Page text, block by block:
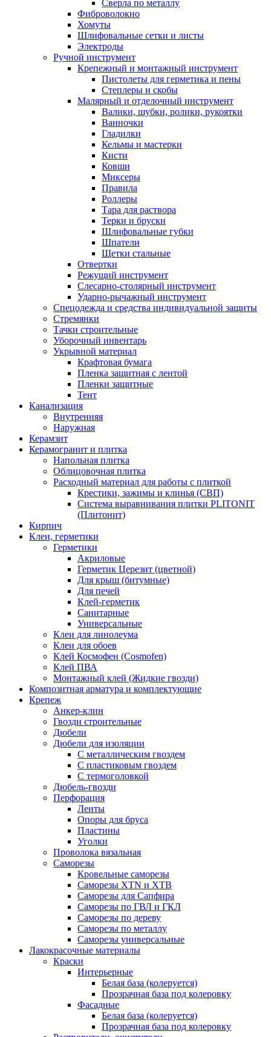
Сверла по металлу
Фиброволокно
Хомуты
Шлифовальные сетки и листы
Электроды
Ручной инструмент
Крепежный и монтажный инструмент
Пистолеты для герметика и пены
Степлеры и скобы
Малярный и отделочный инструмент
Валики, шубки, ролики, рукоятки
Ванночки
Гладилки
Кельмы и мастерки
Кисти
Ковши
Миксеры
Правила
Роллеры
Тара для раствора
Терки и бруски
Шлифовальные губки
Шпатели
Щетки стальные
Отвертки
Режущий инструмент
Слесарно-столярный инструмент
Ударно-рычажный инструмент
Спецодежда и средства индивидуальной защиты
Стремянки
Тачки строительные
Уборочный инвентарь
Укрывной материал
Крафтовая бумага
Пленка защитная с лентой
Пленки защитные
Тент
Канализация
Внутренняя
Наружная
Керамзит
Керамогранит и плитка
Напольная плитка
Облицовочная плитка
Расходный материал для работы с плиткой
Крестики, зажимы и клинья (СВП)
Система выравнивания плитки PLITONIT
(Плитонит)
Кирпич
Клеи, герметики
Герметики
Акриловые
Герметик Церезит (цветной)
Для крыш (битумные)
Для печей
Клей-герметик
Санитарные
Универсальные
Клеи для линолеума
Клеи для обоев
Клей Космофен (Cosmofen)
Клей ПВА
Монтажный клей (Жидкие гвозди)
Композитная арматура и комплектующие
Крепеж
Анкер-клин
Гвозди строительные
Дюбели
Дюбели для изоляции
С металлическим гвоздем
С пластиковым гвоздем
С термоголовкой
Дюбель-гвозди
Перфорация
Ленты
Опоры для бруса
Пластины
Уголки
Проволока вязальная
Саморезы
Кровельные саморезы
Саморезы XTN и ХTB
Саморезы для Сапфира
Саморезы по ГВЛ и ГКЛ
Саморезы по дереву
Саморезы по металлу
Саморезы универсальные
Лакокрасочные материалы
Краски
Интерьерные
Белая база (колеруется)
Прозрачная база под колеровку
Фасадные
Белая база (колеруется)
Прозрачная база под колеровку